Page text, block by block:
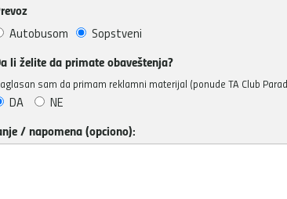
Autobusom Sopstveni
li želite da primate obaveštenja?
sam da primam reklamni materijal (ponude TA Club
DA NE
/ napomena (opciono):